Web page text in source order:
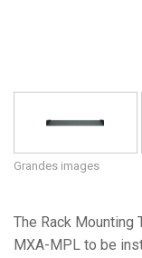
Grandes images
The Rack Mounting
MXA-MPL to be